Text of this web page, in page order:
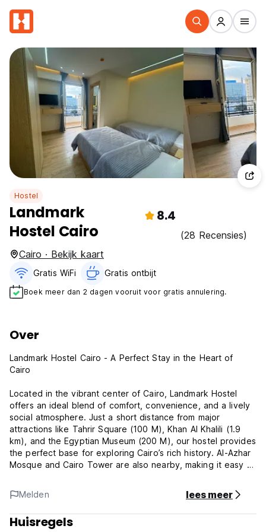
Hostel
Landmark
Hostel Cairo
8.4
(28 Recensies)
Cairo · Bekijk kaart
Gratis WiFi Gratis ontbijt‎
Boek meer dan 2 dagen vooruit voor gratis annulering.
Over
Landmark Hostel Cairo - A Perfect Stay in the Heart of
Cairo
Located in the vibrant center of Cairo, Landmark Hostel
offers an ideal blend of comfort, convenience, and a lively
social atmosphere. Just a short distance from major
attractions like Tahrir Square (100 M), Khan Al Khalili (1.9
km), and the Egyptian Museum (200 M), our hostel provides
the perfect base for exploring Cairo’s rich history. Al-Azhar
Mosque and Cairo Tower are also nearby, making it easy to
At Landmark Hostel, we offer a variety of room options,
including private, double, triple, quad, and dormitory-style
accommodations. Our rooms are spacious and equipped
Melden lees meer
Huisregels